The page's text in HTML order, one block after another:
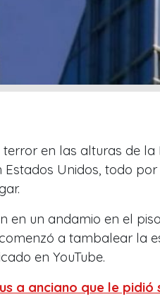
en las alturas de la
Estados Unidos, todo
en un andamio en el
a tambalear la
en YouTube.
a anciano que le pidió